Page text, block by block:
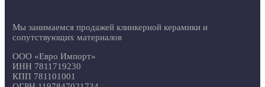
Мы занимаемся продажей клинкерной керамики и
сопутствующих материалов
ООО «Евро Импорт»
ИНН 7811719230
КПП 781101001